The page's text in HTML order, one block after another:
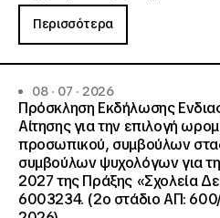
Περισσότερα
08 · 07 · 2026
Πρόσκληση Εκδήλωσης
Αίτησης για την επιλογή
προσωπικού, συμβούλων
συμβούλων ψυχολόγων για
2027 της Πράξης «Σχολεία
6003234. (2ο στάδιο ΑΠ: